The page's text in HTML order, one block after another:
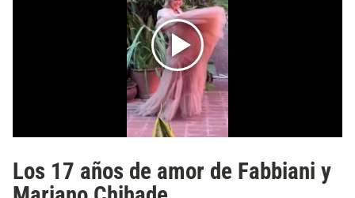
Los 17 años de amor de Fabbiani y